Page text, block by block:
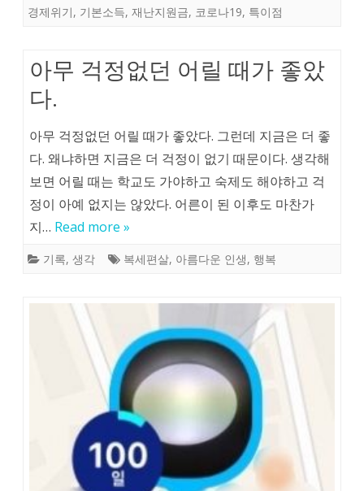
경제위기, 기본소득, 재난지원금, 코로나19, 특이점
아무 걱정없던 어릴 때가 좋았
다.
아무 걱정없던 어릴 때가 좋았다. 그런데 지금은 더 좋
다. 왜냐하면 지금은 더 걱정이 없기 때문이다. 생각해
보면 어릴 때는 학교도 가야하고 숙제도 해야하고 걱
정이 아예 없지는 않았다. 어른이 된 이후도 마찬가
지… Read more »
기록, 생각 복세편살, 아름다운 인생, 행복